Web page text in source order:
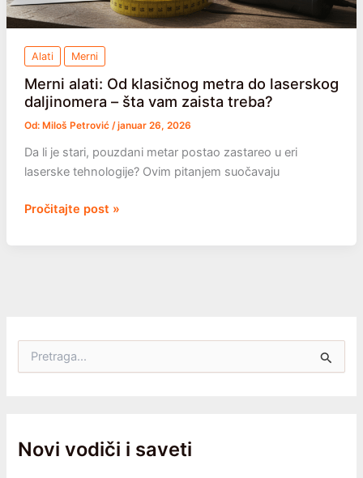
Alati Merni
Merni alati: Od klasičnog metra do laserskog
daljinomera – šta vam zaista treba?
Od: Miloš Petrović /januar 26, 2026
Da li je stari, pouzdani metar postao zastareo u eri
laserske tehnologije? Ovim pitanjem suočavaju
Merni
Od
daljinomera
treba?
Pročitajte post »
g
aNovi vodiči i saveti